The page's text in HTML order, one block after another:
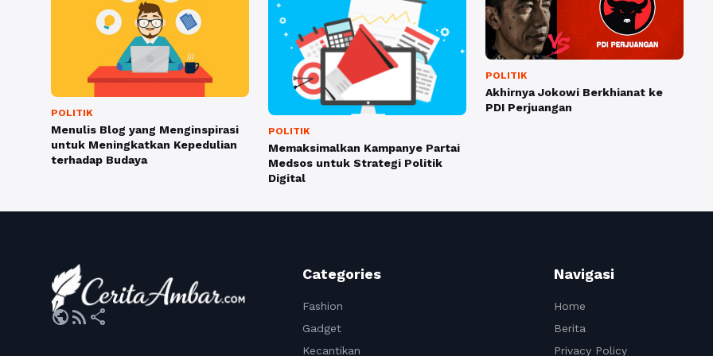
POLITIK
Menulis Blog yang Menginspirasi
untuk Meningkatkan Kepedulian
terhadap Budaya
POLITIK
Memaksimalkan Kampanye Partai
Medsos untuk Strategi Politik
Digital
POLITIK
Akhirnya Jokowi Berkhianat ke
PDI Perjuangan
publicrss_feed share
Categories
Fashion
Gadget
Kecantikan
Navigasi
Home
Berita
Privacy Policy